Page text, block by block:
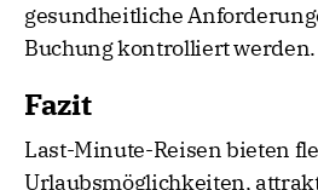
gesundheitliche
Buchung kontrolliert werden.
Fazit
Last-Minute-Reisen bieten
Urlaubsmöglichkeiten,